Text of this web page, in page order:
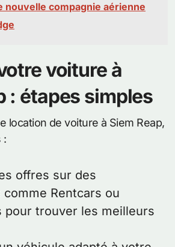
nouvelle compagnie aérienne
voiture à
: étapes simples
location de voiture à Siem Reap,
:
offres sur des
Rentcars ou
pour trouver les meilleurs